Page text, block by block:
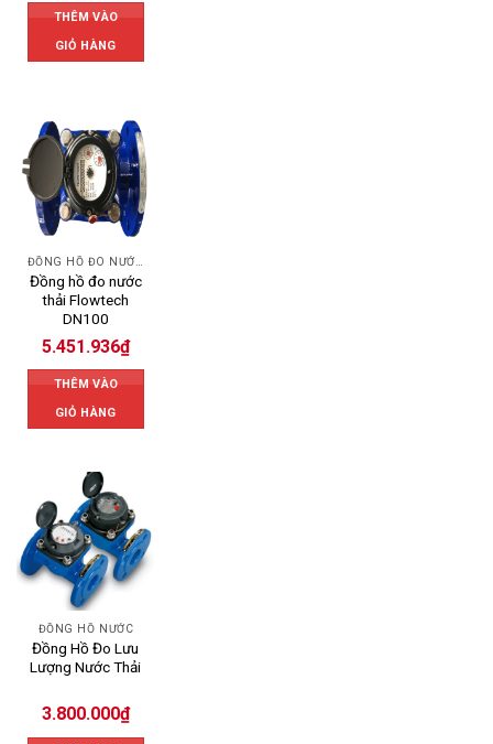
THÊM VÀO
GIỎ HÀNG
Đồng hồ đo nước
thải Flowtech
DN100
5.451.936₫
THÊM VÀO
GIỎ HÀNG
ĐỒNG HỒ NƯỚC
Đồng Hồ Đo Lưu
Lượng Nước Thải
3.800.000₫